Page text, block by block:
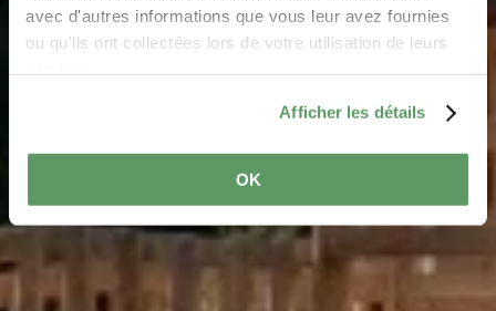
avec d'autres informations que vous leur avez fournies
ou qu'ils ont collectées lors de votre utilisation de leurs
Afficher les détails
OK